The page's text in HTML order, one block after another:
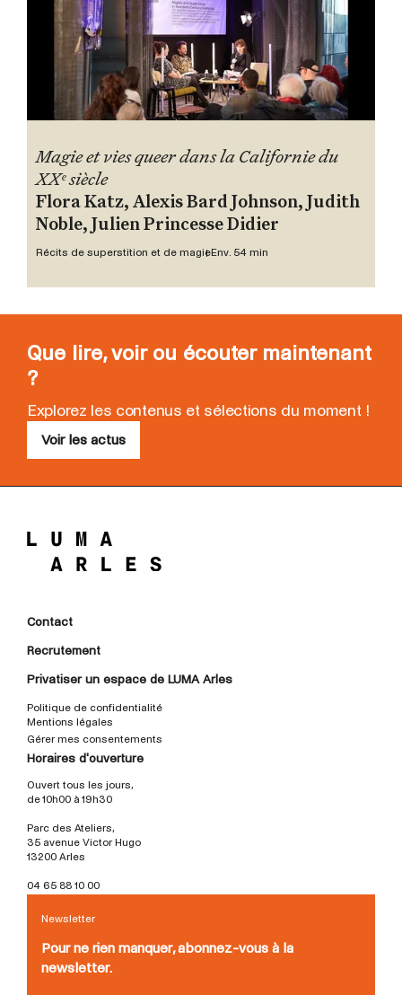
Magie et vies queer dans la Californie du
XXᵉ siècle
Flora Katz, Alexis Bard Johnson, Judith
Noble, Julien Princesse Didier
Récits de superstition et de magieEnv. 54 min
Que lire, voir ou écouter maintenant
?
Explorez les contenus et sélections du moment !
Voir les actus
Contact
Recrutement
Privatiser un espace de LUMA Arles
Politique de confidentialité
Mentions légales
Gérer mes consentements
Horaires d'ouverture
Ouvert tous les jours,
de 10h00 à 19h30
Parc des Ateliers,
35 avenue Victor Hugo
13200 Arles
04 65 88 10 00
Newsletter
Pour ne rien manquer, abonnez-vous à la
newsletter.